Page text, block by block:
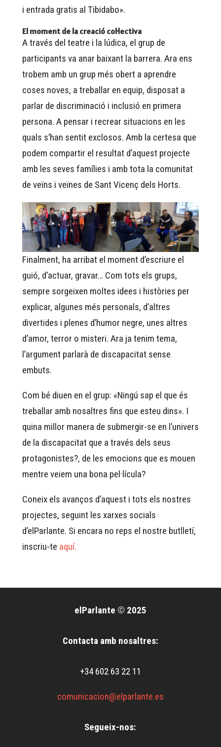
i entrada gratis al Tibidabo».
El moment de la creació col·lectiva
A través del teatre i la lúdica, el grup de
participants va anar baixant la barrera. Ara ens
trobem amb un grup més obert a aprendre
coses noves, a treballar en equip, disposat a
parlar de discriminació i inclusió en primera
persona. A pensar i recrear situacions en les
quals s’han sentit exclosos. Amb la certesa que
podem compartir el resultat d’aquest projecte
amb les seves famílies i amb tota la comunitat
de veïns i veïnes de Sant Vicenç dels Horts.
Finalment, ha arribat el moment d’escriure el
guió, d’actuar, gravar… Com tots els grups,
sempre sorgeixen moltes idees i històries per
explicar, algunes més personals, d’altres
divertides i plenes d’humor negre, unes altres
d’amor, terror o misteri. Ara ja tenim tema,
l’argument parlarà de discapacitat sense
embuts.
Com bé diuen en el grup: «Ningú sap el que és
treballar amb nosaltres fins que esteu dins». I
quina millor manera de submergir-se en l’univers
de la discapacitat que a través dels seus
protagonistes?, de les emocions que es mouen
mentre veiem una bona pel·lícula?
Coneix els avanços d’aquest i tots els nostres
projectes, seguint les xarxes socials
d’elParlante. Si encara no reps el nostre butlletí,
inscriu-te aquí.
elParlante © 2025
Contacta amb nosaltres:
+34 602 63 22 11
comunicacion@elparlante.es
Segueix-nos: